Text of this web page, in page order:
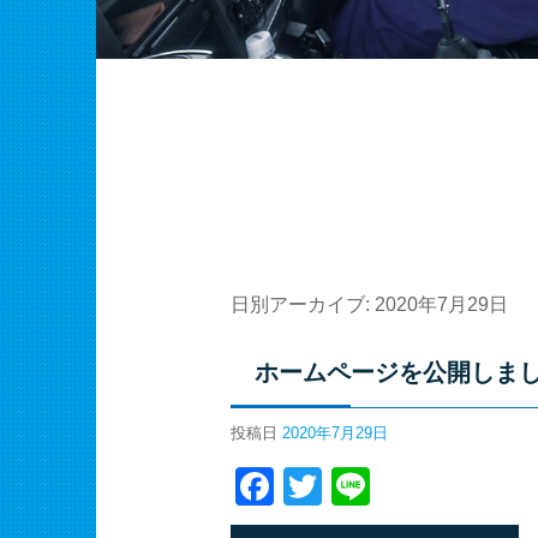
日別アーカイブ: 2020年7月29日
ホームページを公開しま
投稿日 2020年7月29日
Facebook
Twitter